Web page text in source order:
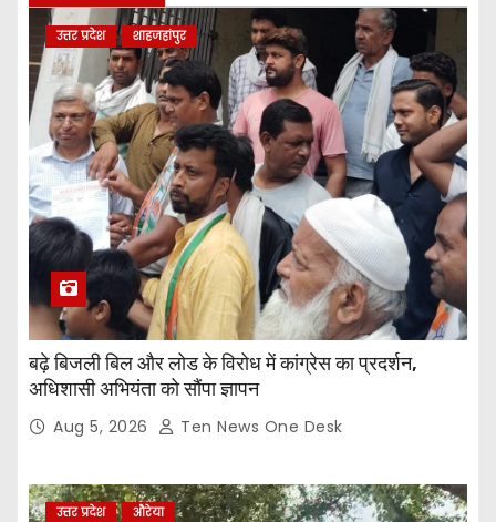
उत्तर प्रदेश शाहजहांपुर
बढ़े बिजली बिल और लोड के विरोध में कांग्रेस का प्रदर्शन,
अधिशासी अभियंता को सौंपा ज्ञापन
Aug 5, 2026 Ten News One Desk
उत्तर प्रदेश औरेया